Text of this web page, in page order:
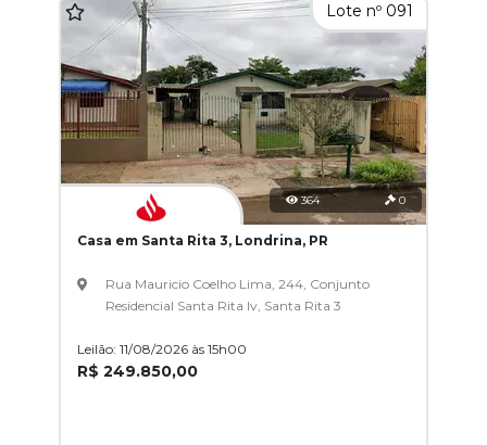
Lote nº 091
364 0
Casa em Santa Rita 3, Londrina, PR
Rua Mauricio Coelho Lima, 244, Conjunto
Residencial Santa Rita Iv, Santa Rita 3
Leilão: 11/08/2026 às 15h00
R$ 249.850,00